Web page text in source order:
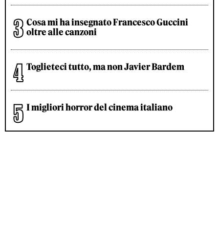
Cosa mi ha insegnato Francesco Guccini
oltre alle canzoni
Toglieteci tutto, ma non Javier Bardem
I migliori horror del cinema italiano